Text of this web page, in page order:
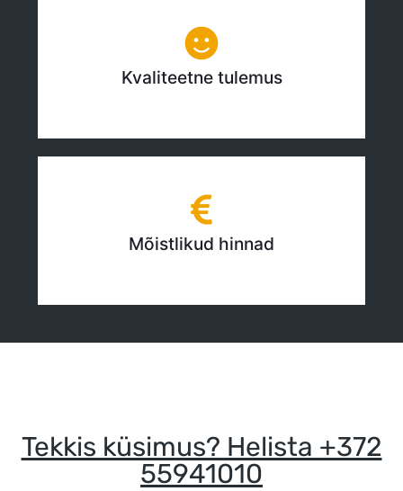
Kvaliteetne tulemus
Mõistlikud hinnad
Tekkis küsimus? Helista +372
55941010